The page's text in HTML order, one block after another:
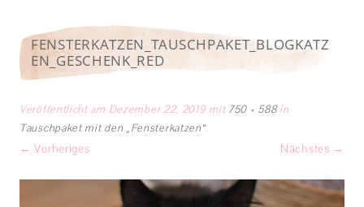
FENSTERKATZEN_TAUSCHPAKET_BLOGKATZ
EN_GESCHENK_RED
Veröffentlicht am Dezember 22, 2019mit 750 × 588in
Tauschpaket mit den „Fensterkatzen“.
← Vorheriges Nächstes →